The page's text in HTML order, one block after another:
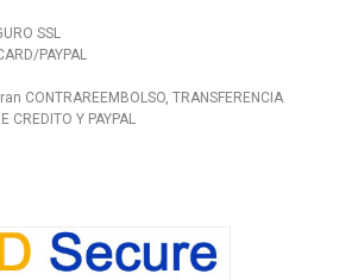
SSL
PAYPAL
CONTRAREEMBOLSO, TRANSFERENCIA
CREDITO Y PAYPAL